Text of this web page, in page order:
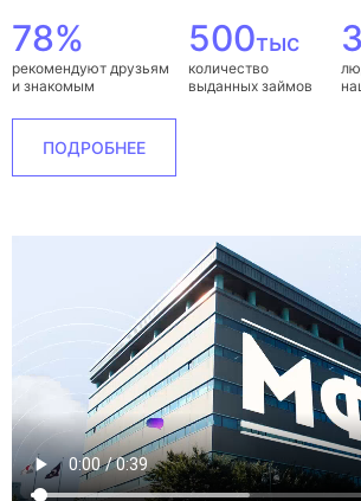
78%
рекомендуют друзьям
и знакомым
500тыс
количество
выданных займов
ПОДРОБНЕЕ